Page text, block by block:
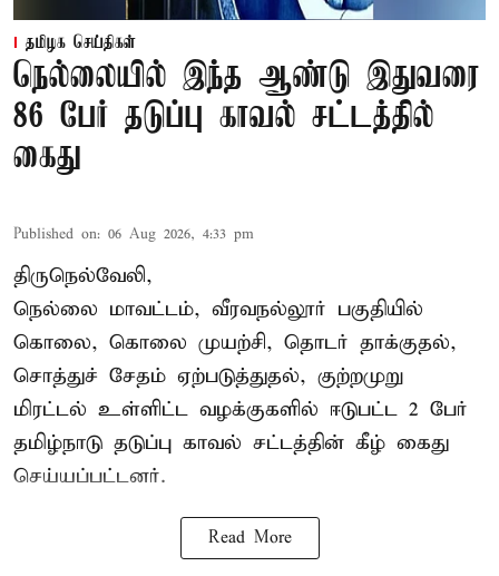
தமிழக செய்திகள்
நெல்லையில் இந்த ஆண்டு இதுவரை
86 பேர் தடுப்பு காவல் சட்டத்தில்
கைது
Published on: 06 Aug 2026, 4:33 pm
திருநெல்வேலி,
நெல்லை மாவட்டம், வீரவநல்லூர் பகுதியில்
கொலை, கொலை முயற்சி, தொடர் தாக்குதல்,
சொத்துச் சேதம் ஏற்படுத்துதல், குற்றமுறு
மிரட்டல் உள்ளிட்ட வழக்குகளில் ஈடுபட்ட 2 பேர்
தமிழ்நாடு தடுப்பு காவல் சட்டத்தின் கீழ் கைது
செய்யப்பட்டனர்.
Read More